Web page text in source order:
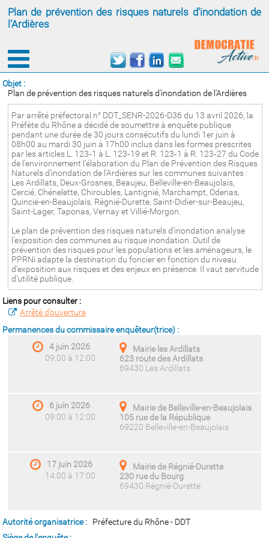
Plan de prévention des risques naturels d'inondation de
l'Ardières
Objet :
Plan de prévention des risques naturels d'inondation de l'Ardières
Par arrêté préfectoral n° DDT_SENR-2026-D36 du 13 avril 2026, la
Préfète du Rhône a décidé de soumettre à enquête publique
pendant une durée de 30 jours consécutifs du lundi 1er juin à
08h00 au mardi 30 juin à 17h00 inclus dans les formes prescrites
par les articles L. 123‑1 à L. 123‑19 et R. 123‑1 à R. 123‑27 du Code
de l’environnement l’élaboration du Plan de Prévention des Risques
Naturels d’inondation de l'Ardières sur les communes suivantes :
Les Ardillats, Deux-Grosnes, Beaujeu, Belleville-en-Beaujolais,
Cercié, Chénelette, Chiroubles, Lantignié, Marchampt, Odenas,
Quincié-en-Beaujolais, Régnié-Durette, Saint-Didier-sur-Beaujeu,
Saint-Lager, Taponas, Vernay et Villié-Morgon.
Le plan de prévention des risques naturels d’inondation analyse
l’exposition des communes au risque inondation. Outil de
prévention des risques pour les populations et les aménageurs, le
PPRNi adapte la destination du foncier en fonction du niveau
d’exposition aux risques et des enjeux en présence. Il vaut servitude
d’utilité publique.
Liens pour consulter :
Arrêté d’ouverture
Permanences du commissaire enquêteur(trice) :
4 juin 2026
09:00 à 12:00
Mairie les Ardillats
623 route des Ardillats
69430 Les Ardillats
6 juin 2026
09:00 à 12:00
Mairie de Belleville-en-Beaujolais
105 rue de la République
69220 Belleville-en-Beaujolais
17 juin 2026
14:00 à 17:00
Mairie de Régnié-Durette
230 rue du Bourg
69430 Régnié-Durette
Autorité organisatrice :
Préfecture du Rhône - DDT